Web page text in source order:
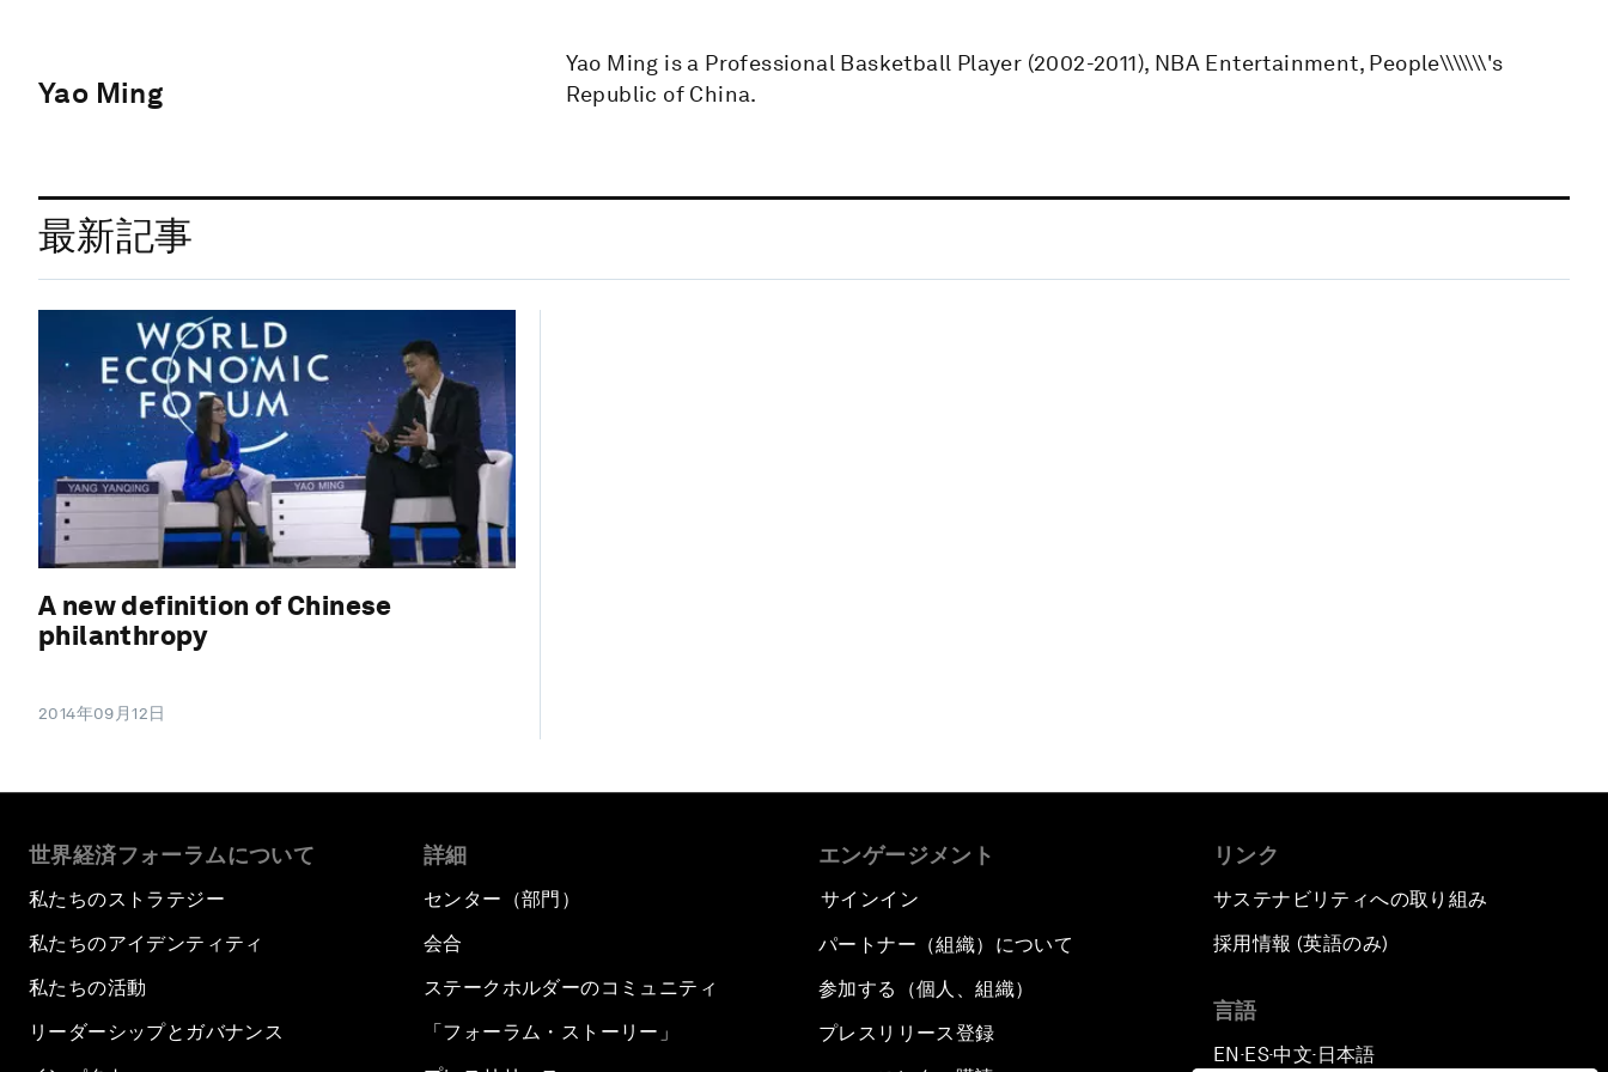
Yao Ming
Yao Ming is a Professional Basketball Player (2002-2011), NBA Entertainment, People\\\\\\\'s
Republic of China.
最新記事
A new definition of Chinese
philanthropy
2014年09月12日
世界経済フォーラムについて
私たちのストラテジー
私たちのアイデンティティ
私たちの活動
リーダーシップとガバナンス
詳細
センター（部門）
会合
ステークホルダーのコミュニティ
「フォーラム・ストーリー」
エンゲージメント
サインイン
パートナー（組織）について
参加する（個人、組織）
プレスリリース登録
リンク
サステナビリティへの取り組み
採用情報 (英語のみ)
言語
EN ▪ES▪中文▪ 日本語